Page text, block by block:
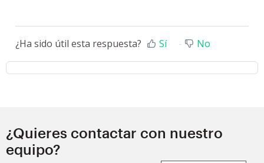
¿Ha sido útil esta respuesta? Sí No
¿Quieres contactar con nuestro
equipo?